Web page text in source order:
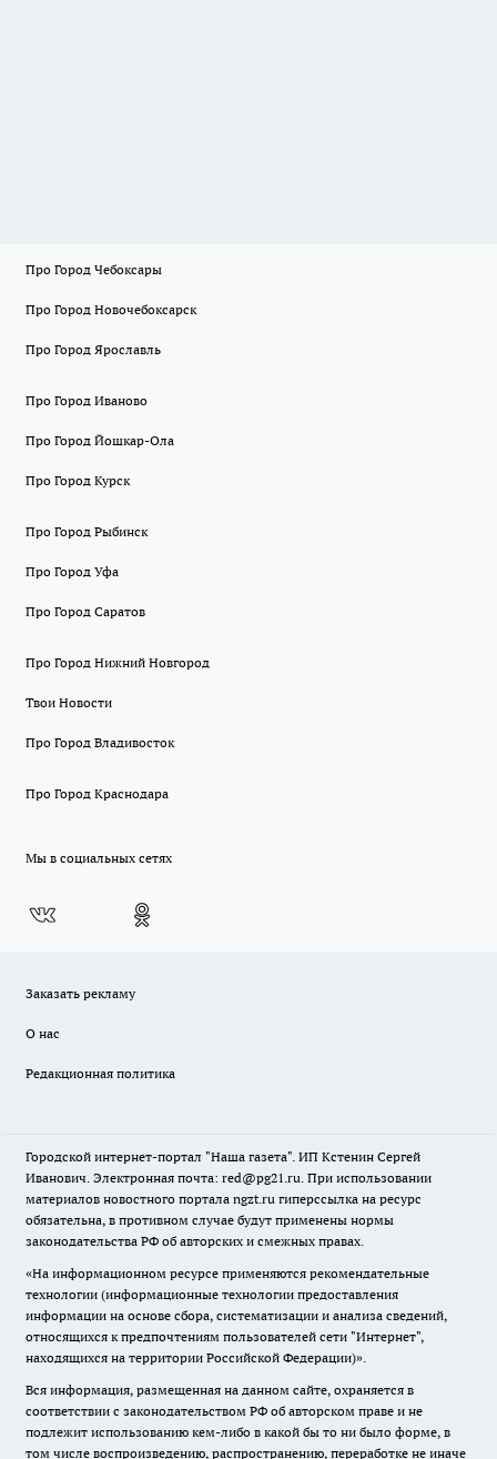
Про Город Чебоксары
Про Город Новочебоксарск
Про Город Ярославль
Про Город Иваново
Про Город Йошкар-Ола
Про Город Курск
Про Город Рыбинск
Про Город Уфа
Про Город Саратов
Про Город Нижний Новгород
Твои Новости
Про Город Владивосток
Про Город Краснодара
Мы в социальных сетях
Заказать рекламу
О нас
Редакционная политика
Городской интернет-портал "Наша газета". ИП Кстенин Сергей
Иванович. Электронная почта: red@pg21.ru. При использовании
материалов новостного портала ngzt.ru гиперссылка на ресурс
обязательна, в противном случае будут применены нормы
законодательства РФ об авторских и смежных правах.
«На информационном ресурсе применяются рекомендательные
технологии (информационные технологии предоставления
информации на основе сбора, систематизации и анализа сведений,
относящихся к предпочтениям пользователей сети "Интернет",
находящихся на территории Российской Федерации)».
Вся информация, размещенная на данном сайте, охраняется в
соответствии с законодательством РФ об авторском праве и не
подлежит использованию кем-либо в какой бы то ни было форме, в
том числе воспроизведению, распространению, переработке не иначе